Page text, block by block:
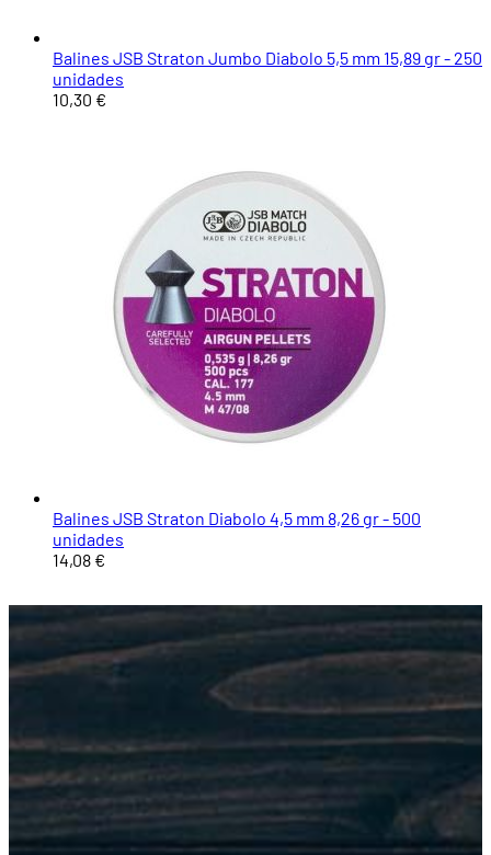
Balines JSB Straton Jumbo Diabolo 5,5 mm 15,89 gr - 250
unidades
10,30 €
Balines JSB Straton Diabolo 4,5 mm 8,26 gr - 500
unidades
14,08 €